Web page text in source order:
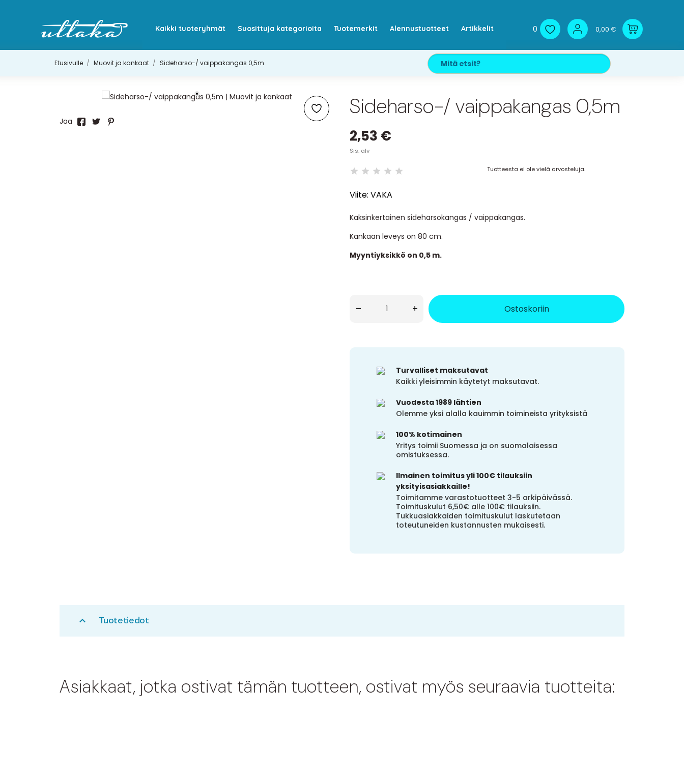
Kaikki tuoteryhmät Suosittuja kategorioita Tuotemerkit Alennustuotteet Artikkelit 0 0,00 €
Etusivulle Muovit ja kankaat Sideharso-/ vaippakangas 0,5m
Jaa
Sideharso-/ vaippakangas 0,5m
2,53 €
Sis. alv
Tuotteesta ei ole vielä arvosteluja.
Viite: VAKA
Kaksinkertainen sideharsokangas / vaippakangas.
Kankaan leveys on 80 cm.
Myyntiyksikkö on 0,5 m.
– + Ostoskoriin
Turvalliset maksutavat
Kaikki yleisimmin käytetyt maksutavat.
Vuodesta 1989 lähtien
Olemme yksi alalla kauimmin toimineista yrityksistä
100% kotimainen
Yritys toimii Suomessa ja on suomalaisessa
omistuksessa.
Ilmainen toimitus yli 100€ tilauksiin
yksityisasiakkaille!
Toimitamme varastotuotteet 3-5 arkipäivässä.
Toimituskulut 6,50€ alle 100€ tilauksiin.
Tukkuasiakkaiden toimituskulut laskutetaan
toteutuneiden kustannusten mukaisesti.
expand_less Tuotetiedot
Asiakkaat, jotka ostivat tämän tuotteen, ostivat myös seuraavia tuotteita: